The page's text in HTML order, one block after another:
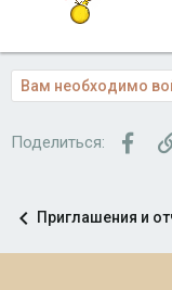
Вам необходимо
Поделиться:
Приглашения и